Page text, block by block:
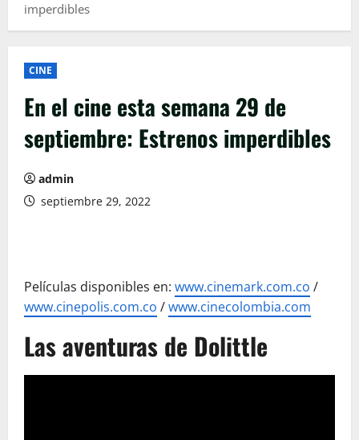
imperdibles
CINE
En el cine esta semana 29 de
septiembre: Estrenos imperdibles
admin
septiembre 29, 2022
Películas disponibles en: www.cinemark.com.co /
www.cinepolis.com.co /www.cinecolombia.com
Las aventuras de Dolittle